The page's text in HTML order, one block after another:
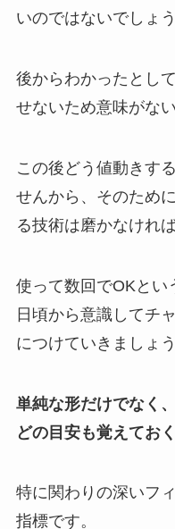
いのではないでしょう
後からわかったとし
せないため意味がな
この後どう値動きす
せんから、そのため
る技術は磨かなけれ
使って数回でOKとい
日頃から意識してチ
につけていきましょう
単純な形だけでなく
どの目安も覚えてお
特に関わりの深いフ
指標です。